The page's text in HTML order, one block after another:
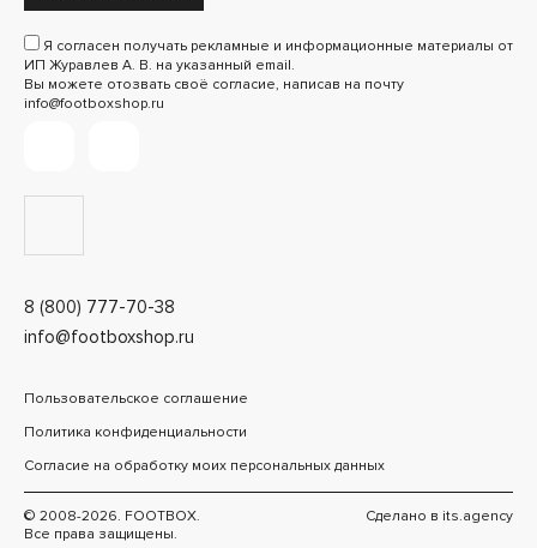
8 (800) 777-70-38
info@footboxshop.ru
Я согласен получать рекламные и информационные материалы от
ИП Журавлев А. В. на указанный email.
Вы можете отозвать своё согласие, написав на почту
info@footboxshop.ru
Пользовательское соглашение
Политика конфиденциальности
Согласие на обработку моих персональных данных
© 2008-2026. FOOTBOX.
Все права защищены.
Сделано в its.agency